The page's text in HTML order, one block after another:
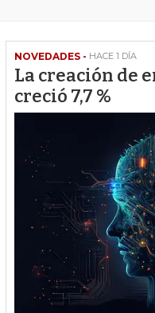
NOVEDADES - HACE 1 DÍA
La creación de
creció 7,7 %